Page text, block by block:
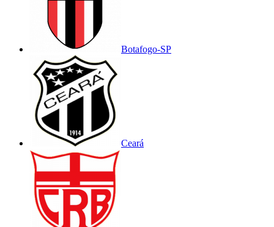
Botafogo-SP
Ceará